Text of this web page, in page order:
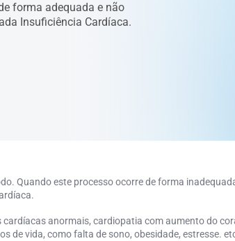
forma adequada e não
Insuficiência Cardíaca.
Quando este processo ocorre de forma
.
anormais, cardiopatia com aumento do
de vida, como falta de sono, obesidade, estresse.